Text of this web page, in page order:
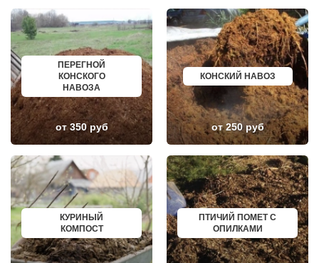
ЛИКИНО-ДУЛЕВО
ЛОБАНОВО
ЛОБНЯ
ЛОПАТИНСКИЙ
ЛОСИНО-ПЕТРОВСКИЙ
ЛОТОШИНО
ЛУКИНО
ЛУНЕВО
ЛУХОВИЦЫ
ЛЫТКАРИНО
ЛЬВОВСКИЙ
ЛЮБЕРЦЫ
МАЛАХОВКА
МАЛИНО
МАМЫРИ
МАРФИНО
МЕНДЕЛЕЕВО
МЕШКОВО
МЕЩЕРИНО
МИХНЕВО
МИШЕРОНСКИЙ
СОСНОВЫЙ БОР
РЕВДА
ГАГАРИН
ПОЧИНОК
ГУСЕВ
КАНАШ
КУРГАНИНСК
ЩЕКИНО
ДИМИТРОВГРАД
СИМ
МАЛОЯРОСЛАВЕЦ
МАРИИНСК
ВЕРХНЯЯ ПЫШМА
РОССОШЬ
УСТЬ ЛАБИНСК
КОМСОМОЛЬСК
РЖЕВ
АЛЕКСЕЕВКА
ВЯЗЬМА
ИШИМ
ПОКРОВ
ПЕРЕГНОЙ
КОНСКОГО
НАВОЗА
от 350 руб
КОНСКИЙ НАВОЗ
от 250 руб
КУРИНЫЙ
КОМПОСТ
ПТИЧИЙ ПОМЕТ С
ОПИЛКАМИ